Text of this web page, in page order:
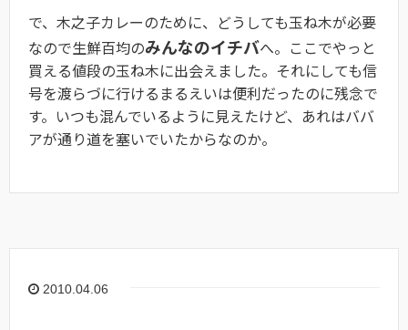
で、木之子カレーのために、どうしても玉ね木が必要
なので生鮮百均のみんなのイチバへ。ここでやっと
買える値段の玉ね木に出会えました。それにしても信
号を渡らづに行けるまるえいは便利だったのに残念で
す。いつも混んでいるように見えたけど、あれはババ
アが通り道を塞いでいたからなのか。
2010.04.06